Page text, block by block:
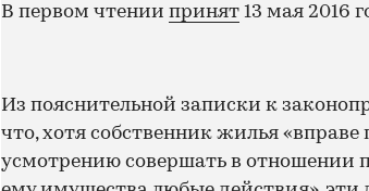
В первом чтении принят 13 мая 2016
Из пояснительной записки к
что, хотя собственник жилья «вправе
усмотрению совершать в отношении